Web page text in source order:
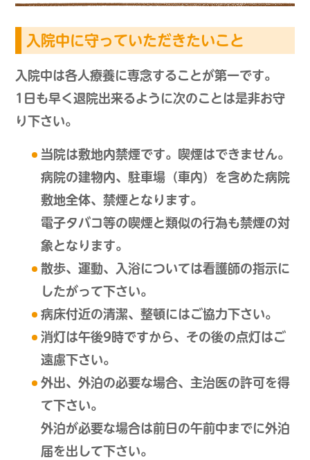
入院中に守っていただきたいこと
入院中は各人療養に専念することが第一です。
1日も早く退院出来るように次のことは是非お守
り下さい。
当院は敷地内禁煙です。喫煙はできません。
病院の建物内、駐車場（車内）を含めた病院
敷地全体、禁煙となります。
電子タバコ等の喫煙と類似の行為も禁煙の対
象となります。
散歩、運動、入浴については看護師の指示に
したがって下さい。
病床付近の清潔、整頓にはご協力下さい。
消灯は午後9時ですから、その後の点灯はご
遠慮下さい。
外出、外泊の必要な場合、主治医の許可を得
て下さい。
外泊が必要な場合は前日の午前中までに外泊
届を出して下さい。